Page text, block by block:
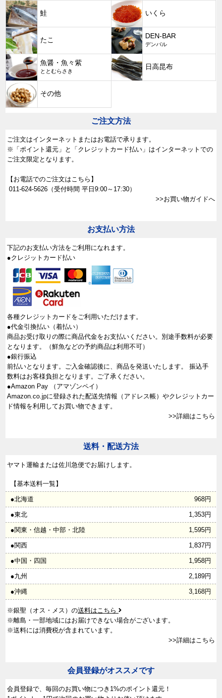
鮭 いくら
たこ
DEN-BAR
デンバル
魚醤・魚々紫
ととむらさき
日高昆布
その他
ご注文方法
ご注文はインターネットまたはお電話で承ります。
※「ポイント還元」と「クレジットカード払い」はインターネットでの
ご注文限定となります。
【お電話でのご注文はこちら】
011-624-5626 （受付時間 平日9:00～17:30）
>>お買い物ガイドへ
お支払い方法
下記のお支払い方法をご利用になれます。
●クレジットカード払い
各種クレジットカードをご利用いただけます。
●代金引換払い（着払い）
商品お受け取りの際に商品代金をお支払いください。別途手数料が必要
となります。（鮮魚などの予約商品は利用不可）
●銀行振込
前払いとなります。ご入金確認後に、商品を発送いたします。 振込手
数料はお客様負担となります。ご了承ください。
●Amazon Pay （アマゾンペイ）
Amazon.co.jpに登録された配送先情報（アドレス帳）やクレジットカー
ド情報を利用してお買い物できます。
>>詳細はこちら
送料・配送方法
ヤマト運輸または佐川急便でお届けします。
【基本送料一覧】
●北海道 968円
●東北 1,353円
●関東・信越・中部・北陸 1,595円
●関西 1,837円
●中国・四国 1,958円
●九州 2,189円
●沖縄 3,168円
※銀聖（オス・メス）の送料はこちら
※離島・一部地域にはお届けできない場合がございます。
※送料には消費税が含まれています。
>>詳細はこちら
会員登録がオススメです
会員登録で、毎回のお買い物につき1%のポイント還元！